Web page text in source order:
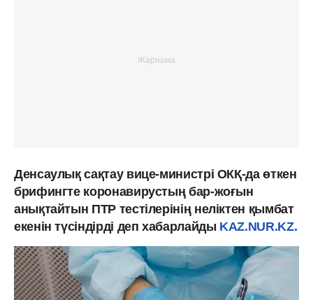
Денсаулық сақтау вице-министрі ОКҚ-да өткен
брифингте коронавирустың бар-жоғын
анықтайтын ПТР тестілерінің неліктен қымбат
екенін түсіндірді деп хабарлайды KAZ.NUR.KZ.